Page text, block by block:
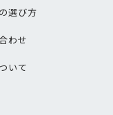
選び方
わせ
いて